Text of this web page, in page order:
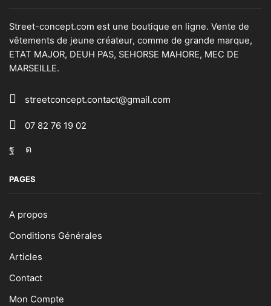
Street-concept.com est une boutique en ligne. Vente de
vêtements de jeune créateur, comme de grande marque,
ETAT MAJOR, DEUH PAS, SEHORSE MAHORE, MEC DE
MARSEILLE.
streetconcept.contact@gmail.com
07 82 76 19 02
Facebook
Instagram
PAGES
A propos
Conditions Générales
Articles
Contact
Mon Compte